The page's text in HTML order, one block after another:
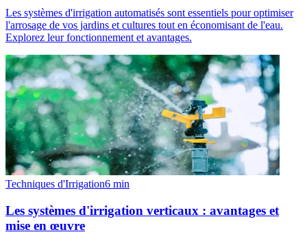
Les systèmes d'irrigation automatisés sont essentiels pour optimiser
l'arrosage de vos jardins et cultures tout en économisant de l'eau.
Explorez leur fonctionnement et avantages.
Techniques d'Irrigation6 min
Les systèmes d'irrigation verticaux : avantages et
mise en œuvre